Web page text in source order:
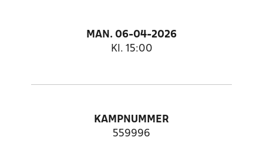
MAN. 06-04-2026
Kl. 15:00
KAMPNUMMER
559996